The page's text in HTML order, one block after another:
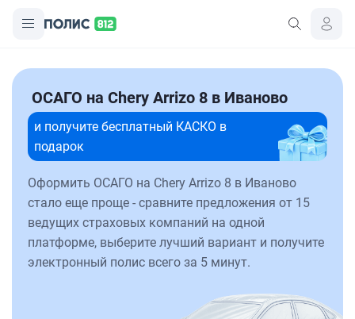
ОСАГО на Chery Arrizo 8 в Иваново
и получите бесплатный КАСКО в
подарок
Оформить ОСАГО на Chery Arrizo 8 в Иваново
стало еще проще - сравните предложения от 15
ведущих страховых компаний на одной
платформе, выберите лучший вариант и получите
электронный полис всего за 5 минут.